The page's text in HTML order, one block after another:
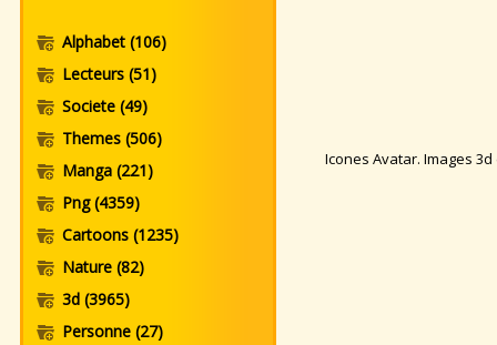
Alphabet (106)
Lecteurs (51)
Societe (49)
Themes (506)
Manga (221)
Png(4359)
Cartoons (1235)
Nature (82)
3d (3965)
Personne (27)
Icones Avatar. Images